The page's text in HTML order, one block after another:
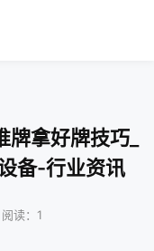
拿好牌技巧_
备-行业资讯
读：1